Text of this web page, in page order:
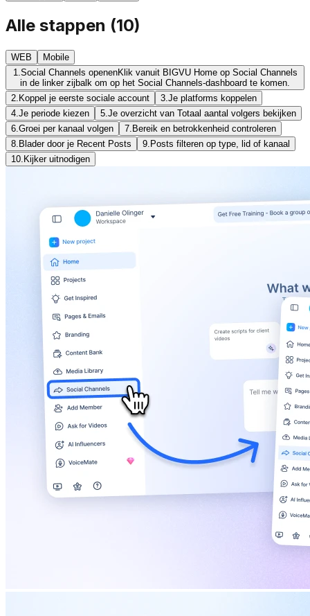
Alle stappen (10)
WEB
Mobile
1. Social Channels openenKlik vanuit BIGVU Home op Social Channels
in de linker zijbalk om op het Social Channels-dashboard te komen.
2. Koppel je eerste sociale account 3. Je platforms koppelen
4. Je periode kiezen 5. Je overzicht van Totaal aantal volgers bekijken
6. Groei per kanaal volgen 7. Bereik en betrokkenheid controleren
8. Blader door je Recent Posts 9. Posts filteren op type, lid of kanaal
10. Kijker uitnodigen